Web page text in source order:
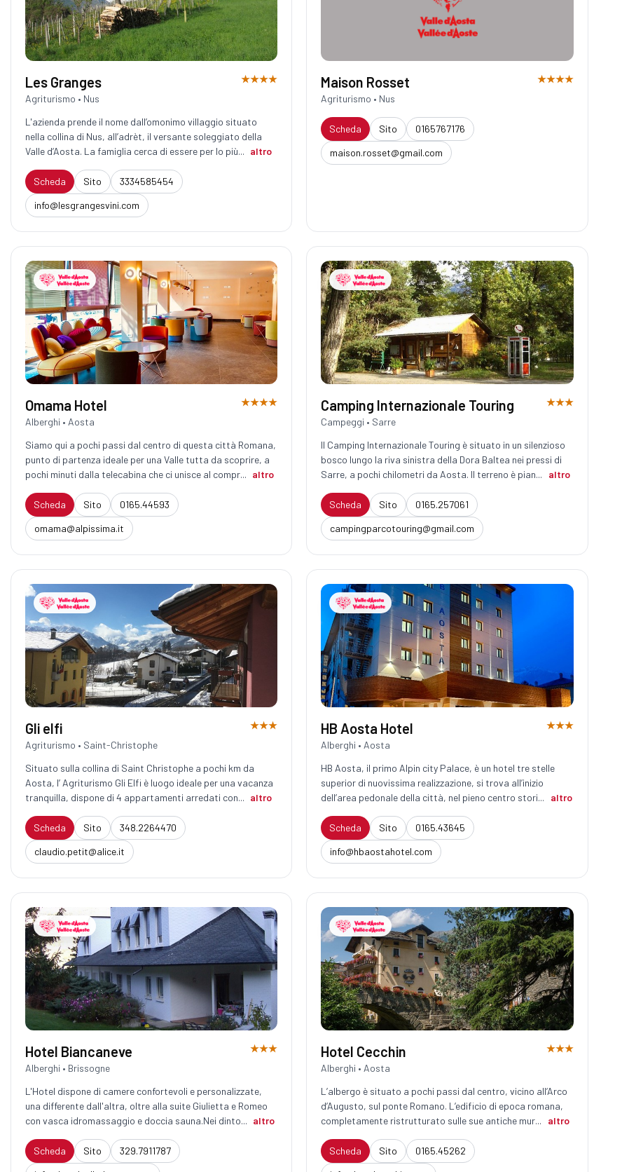
Les Granges
Agriturismo • Nus
★★★★
L'azienda prende il nome dall’omonimo villaggio situato
nella collina di Nus, all’adrèt, il versante soleggiato della
Valle d’Aosta. La famiglia cerca di essere per lo più... altro
Scheda Sito
3334585454
info@lesgrangesvini.com
Maison Rosset
Agriturismo • Nus
★★★★
Scheda Sito
0165767176
maison.rosset@gmail.com
Omama Hotel
Alberghi • Aosta
★★★★
Siamo qui a pochi passi dal centro di questa città Romana,
punto di partenza ideale per una Valle tutta da scoprire, a
pochi minuti dalla telecabina che ci unisce al compr... altro
Scheda Sito
0165.44593
omama@alpissima.it
Camping Internazionale Touring
Campeggi • Sarre
★★★
Il Camping Internazionale Touring è situato in un silenzioso
bosco lungo la riva sinistra della Dora Baltea nei pressi di
Sarre, a pochi chilometri da Aosta. Il terreno è pian...
altro
Scheda Sito
0165.257061
campingparcotouring@gmail.com
Gli elfi
Agriturismo • Saint-Christophe
★★★
Situato sulla collina di Saint Christophe a pochi km da
Aosta, l’ Agriturismo Gli Elfi è luogo ideale per una vacanza
tranquilla, dispone di 4 appartamenti arredati con... altro
Scheda Sito
348.2264470
claudio.petit@alice.it
HB Aosta Hotel
Alberghi • Aosta
★★★
HB Aosta, il primo Alpin city Palace, è un hotel tre stelle
superior di nuovissima realizzazione, si trova all’inizio
dell’area pedonale della città, nel pieno centro stori...
altro
Scheda Sito
0165.43645
info@hbaostahotel.com
Hotel Biancaneve
Alberghi • Brissogne
★★★
L'Hotel dispone di camere confortevoli e personalizzate,
una differente dall'altra, oltre alla suite Giulietta e Romeo
con vasca idromassaggio e doccia sauna.Nei dinto... altro
Scheda Sito
329.7911787
Hotel Cecchin
Alberghi • Aosta
★★★
L’albergo è situato a pochi passi dal centro, vicino all’Arco
d’Augusto, sul ponte Romano. L’edificio di epoca romana,
completamente ristrutturato sulle sue antiche mur...
altro
Scheda Sito
0165.45262